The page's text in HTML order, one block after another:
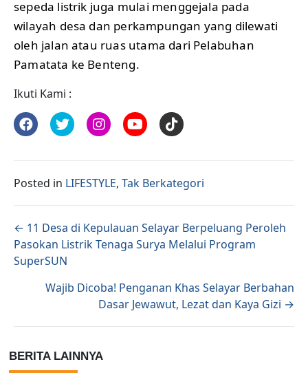
sepeda listrik juga mulai menggejala pada
wilayah desa dan perkampungan yang dilewati
oleh jalan atau ruas utama dari Pelabuhan
Pamatata ke Benteng.
Ikuti Kami :
Posted in LIFESTYLE, Tak Berkategori
Posts navigation
← 11 Desa di Kepulauan Selayar Berpeluang Peroleh
Pasokan Listrik Tenaga Surya Melalui Program
SuperSUN
Wajib Dicoba! Penganan Khas Selayar Berbahan
Dasar Jewawut, Lezat dan Kaya Gizi →
BERITA LAINNYA